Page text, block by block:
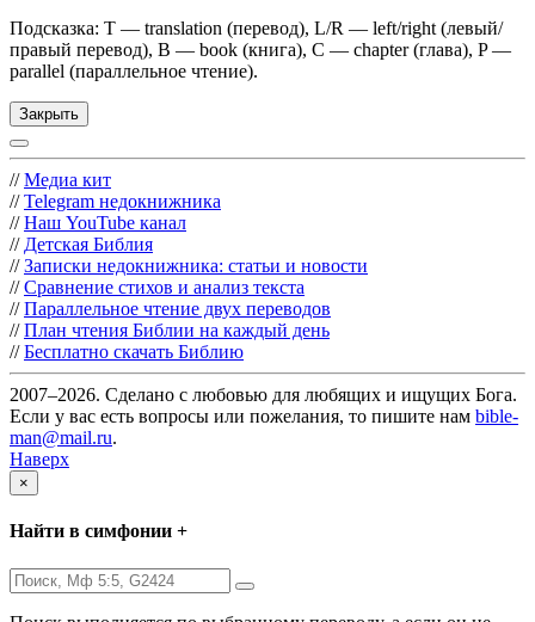
Подсказка: T — translation (перевод), L/R — left/right (левый/
правый перевод), B — book (книга), C — chapter (глава), P —
parallel (параллельное чтение).
Закрыть
// Медиа кит
// Telegram недокнижника
// Наш YouTube канал
// Детская Библия
// Записки недокнижника: статьи и новости
// Сравнение стихов и анализ текста
// Параллельное чтение двух переводов
// План чтения Библии на каждый день
// Бесплатно скачать Библию
2007–2026. Сделано с любовью для любящих и ищущих Бога.
Если у вас есть вопросы или пожелания, то пишите нам bible-
man@mail.ru.
Наверх
×
Найти в симфонии +